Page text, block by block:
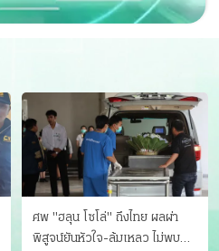
ศพ "ฮลุน โซโล่" ถึงไทย ผลผ่า
พิสูจน์ยันหัวใจ-ล้มเหลว ไม่พบ